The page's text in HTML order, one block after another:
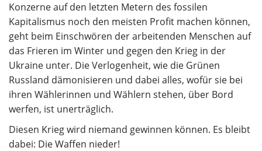
Konzerne auf den letzten Metern des fossilen
Kapitalismus noch den meisten Profit machen können,
geht beim Einschwören der arbeitenden Menschen auf
das Frieren im Winter und gegen den Krieg in der
Ukraine unter. Die Verlogenheit, wie die Grünen
Russland dämonisieren und dabei alles, wofür sie bei
ihren Wählerinnen und Wählern stehen, über Bord
werfen, ist unerträglich.
Diesen Krieg wird niemand gewinnen können. Es bleibt
dabei: Die Waffen nieder!